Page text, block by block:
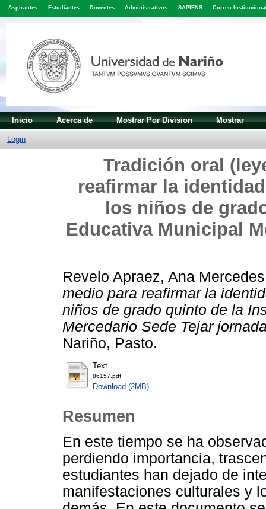
Aspirantes Estudiantes Docentes Administrativos SAPIENS Correo
Inicio Acerca de Mostrar Por Division Mostrar
Login
Tradición oral
reafirmar la
los niños de
Educativa Municipal
Revelo Apraez, Ana Mercedes
medio para reafirmar la
niños de grado quinto de la
Mercedario Sede Tejar
Nariño, Pasto.
Text
86157.pdf
Download (2MB)
Resumen
En este tiempo se ha
perdiendo importancia,
estudiantes han dejado de
manifestaciones culturales y